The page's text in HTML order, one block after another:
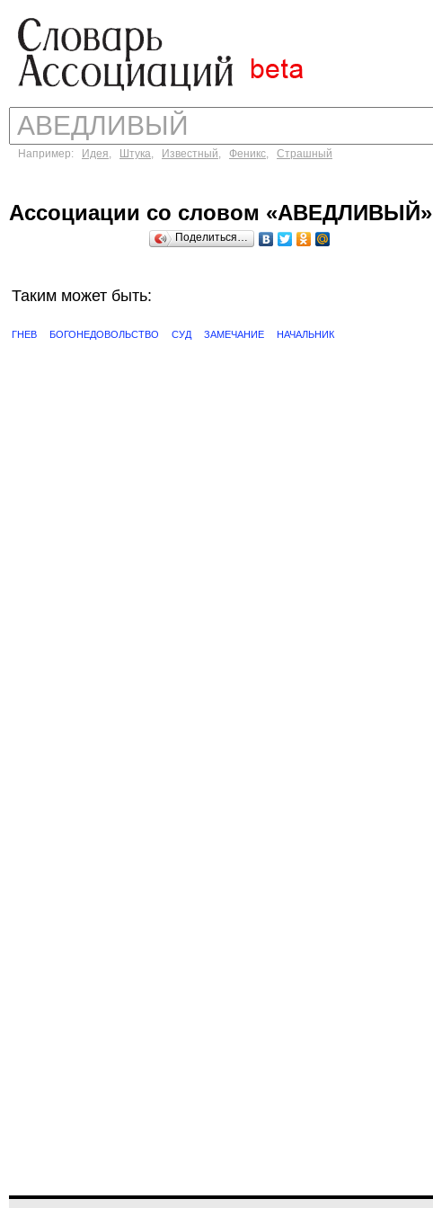
Например: Идея, Штука, Известный, Феникс, Страшный
Ассоциации со словом «АВЕДЛИВЫЙ»
Поделиться…
Таким может быть:
ГНЕВ БОГОНЕДОВОЛЬСТВО СУД ЗАМЕЧАНИЕ НАЧАЛЬНИК